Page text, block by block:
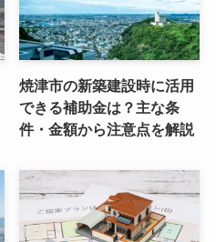
焼津市の新築建設時に活用
できる補助金は？主な条
件・金額から注意点を解説